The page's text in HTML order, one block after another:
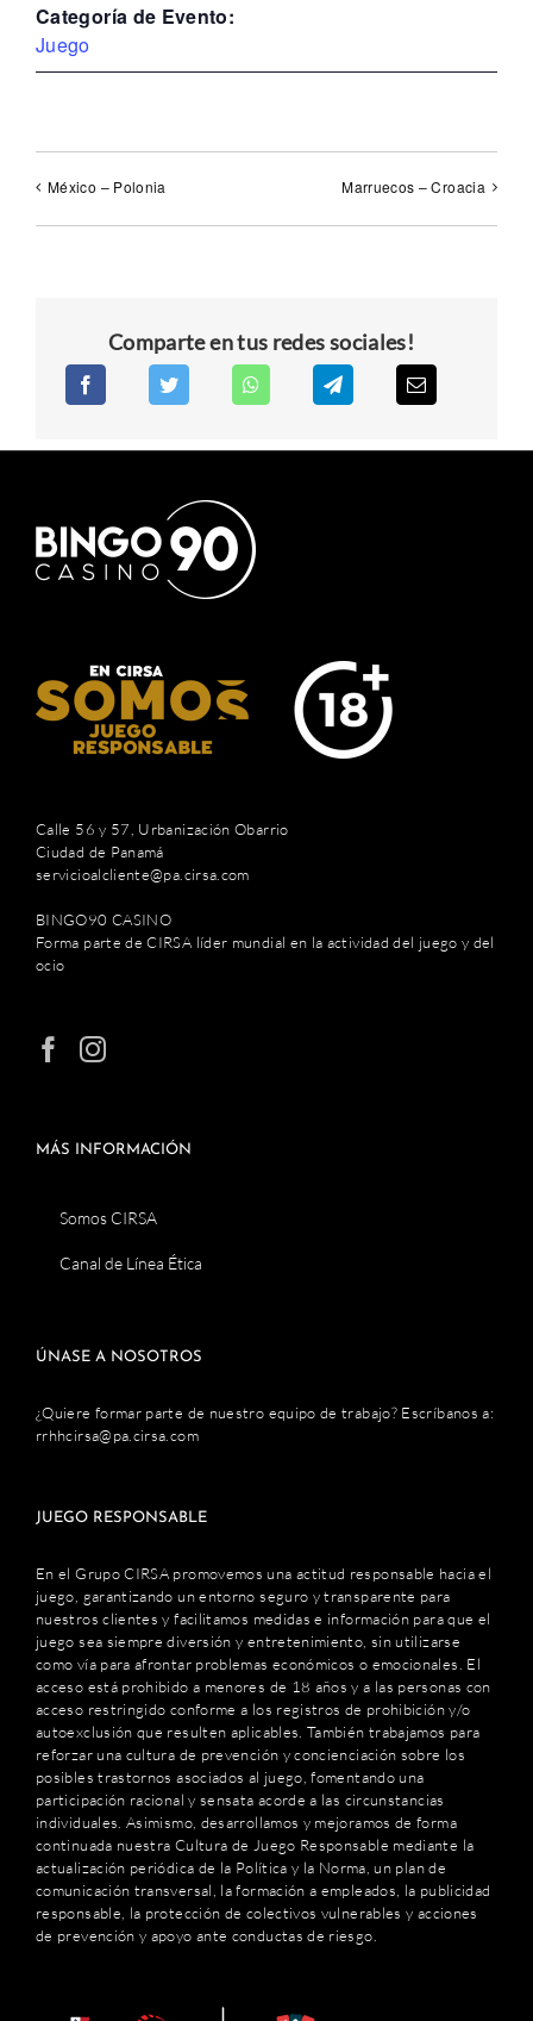
Categoría de Evento:
Juego
México – Polonia Marruecos – Croacia
Comparte en tus redes sociales!
Calle 56 y 57, Urbanización Obarrio
Ciudad de Panamá
servicioalcliente@pa.cirsa.com
BINGO90 CASINO
Forma parte de CIRSA líder mundial en la actividad del juego y del
ocio
MÁS INFORMACIÓN
Somos CIRSA
Canal de Línea Ética
ÚNASE A NOSOTROS
¿Quiere formar parte de nuestro equipo de trabajo? Escríbanos a:
rrhhcirsa@pa.cirsa.com
JUEGO RESPONSABLE
En el Grupo CIRSA promovemos una actitud responsable hacia el
juego, garantizando un entorno seguro y transparente para
nuestros clientes y facilitamos medidas e información para que el
juego sea siempre diversión y entretenimiento, sin utilizarse
como vía para afrontar problemas económicos o emocionales. El
acceso está prohibido a menores de 18 años y a las personas con
acceso restringido conforme a los registros de prohibición y/o
autoexclusión que resulten aplicables. También trabajamos para
reforzar una cultura de prevención y concienciación sobre los
posibles trastornos asociados al juego, fomentando una
participación racional y sensata acorde a las circunstancias
individuales. Asimismo, desarrollamos y mejoramos de forma
continuada nuestra Cultura de Juego Responsable mediante la
actualización periódica de la Política y la Norma, un plan de
comunicación transversal, la formación a empleados, la publicidad
responsable, la protección de colectivos vulnerables y acciones
de prevención y apoyo ante conductas de riesgo.